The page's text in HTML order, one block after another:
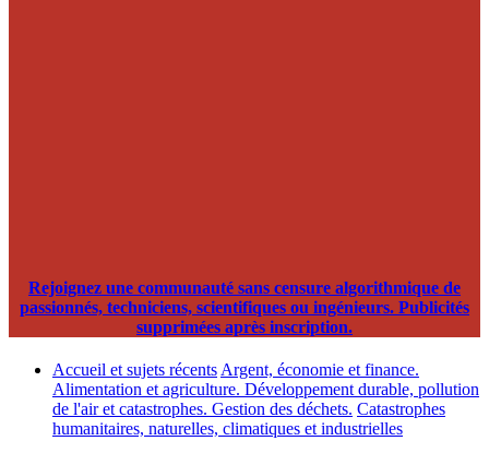
Rejoignez une communauté sans censure algorithmique de
passionnés, techniciens, scientifiques ou ingénieurs. Publicités
supprimées après inscription.
Accueil et sujets récentsArgent, économie et finance.
Alimentation et agriculture. Développement durable, pollution
de l'air et catastrophes. Gestion des déchets. Catastrophes
humanitaires, naturelles, climatiques et industrielles